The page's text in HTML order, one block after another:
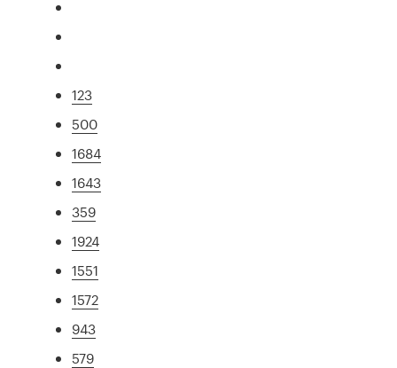
123
500
1684
1643
359
1924
1551
1572
943
579